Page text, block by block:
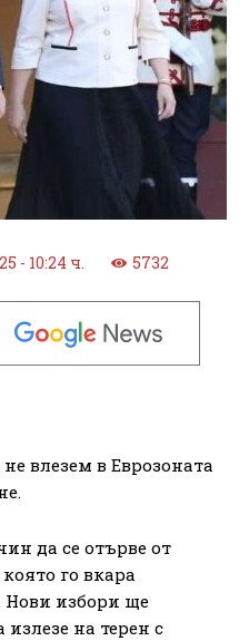
- 10:24 ч. 5732
влезем в Еврозоната
да се отърве от
го вкара
Нови избори ще
на терен с